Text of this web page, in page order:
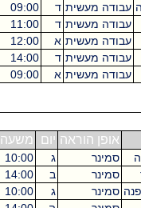
עבודה מעשית ד 09:00
עבודה מעשית ד 11:00
עבודה מעשית א 12:00
עבודה מעשית ד 14:00
עבודה מעשית א 09:00
אופן הוראה יום משעה
סמינר ג 10:00
סמינר ב 14:00
סמינר ג 10:00